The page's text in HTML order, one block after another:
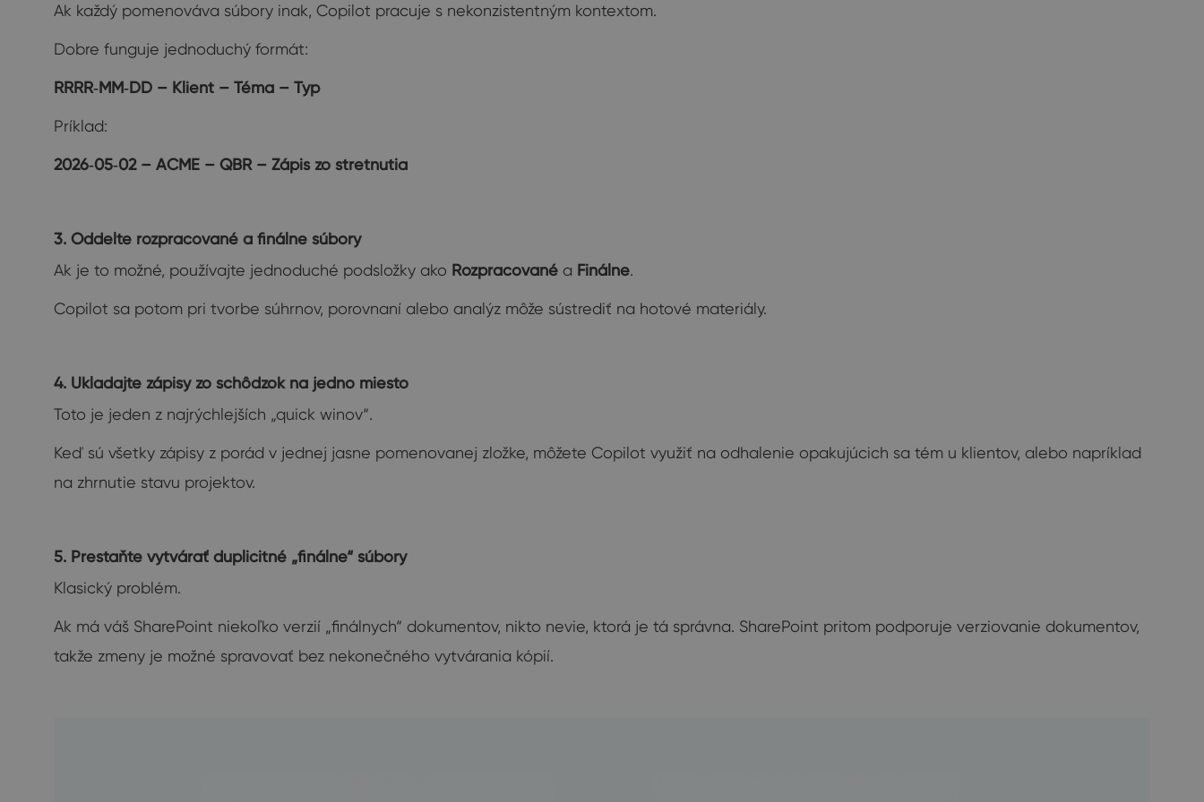
Ak každý pomenováva súbory inak, Copilot pracuje s nekonzistentným kontextom.
Dobre funguje jednoduchý formát:
RRRR‑MM‑DD – Klient – Téma – Typ
Príklad:
2026‑05‑02 – ACME – QBR – Zápis zo stretnutia
3. Oddelte rozpracované a finálne súbory
Ak je to možné, používajte jednoduché podsložky ako Rozpracované a Finálne.
Copilot sa potom pri tvorbe súhrnov, porovnaní alebo analýz môže sústrediť na hotové materiály.
4. Ukladajte zápisy zo schôdzok na jedno miesto
Toto je jeden z najrýchlejších „quick winov“.
Keď sú všetky zápisy z porád v jednej jasne pomenovanej zložke, môžete Copilot využiť na odhalenie opakujúcich sa tém u klientov, alebo napríklad
na zhrnutie stavu projektov.
5. Prestaňte vytvárať duplicitné „finálne“ súbory
Klasický problém.
Ak má váš SharePoint niekoľko verzií „finálnych“ dokumentov, nikto nevie, ktorá je tá správna. SharePoint pritom podporuje verziovanie dokumentov,
takže zmeny je možné spravovať bez nekonečného vytvárania kópií.